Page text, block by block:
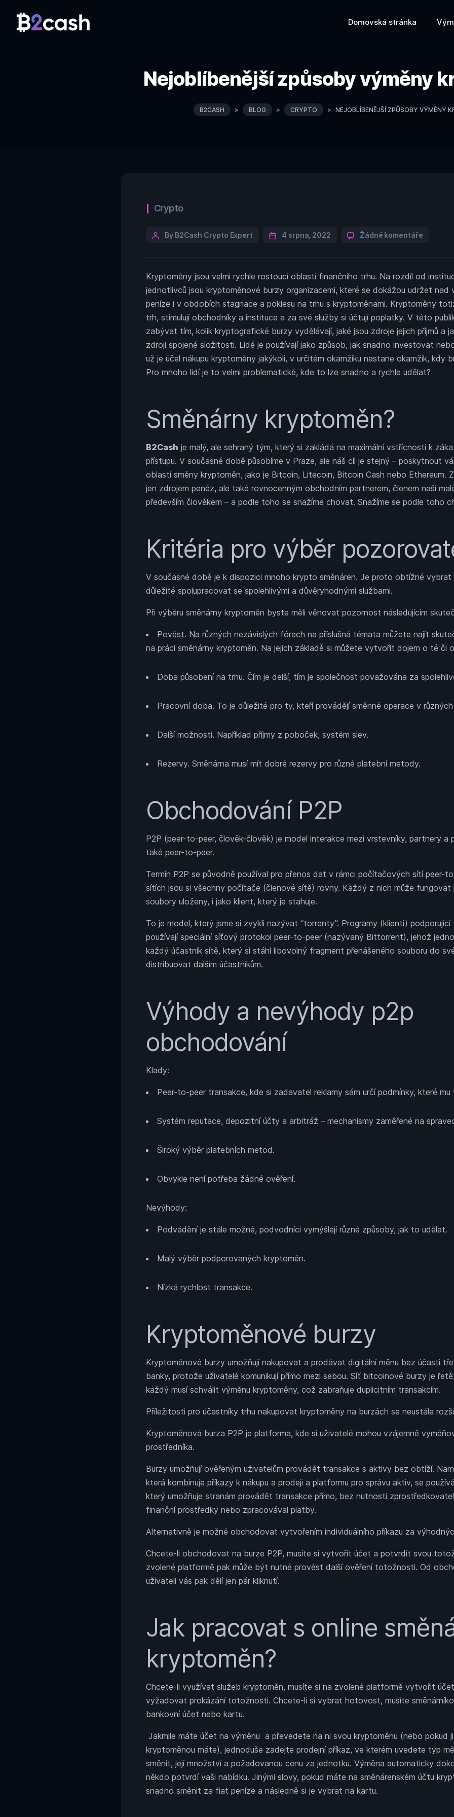
Domovská stránka
Nejoblíbenější způsoby výměny
B2CASH > BLOG > CRYPTO > NEJOBLÍBENĚJŠÍ ZPŮSOBY VÝMĚNY
Categories
Crypto
PostBy B2Cash Crypto Expert 4 srpna, 2022 Žádné komentářeu
způsoby
Kryptoměny jsou velmi rychle rostoucí oblastí finančního trhu. Na rozdíl od
jednotlivců jsou kryptoměnové burzy organizacemi, které se dokážou udržet nad
peníze i v obdobích stagnace a poklesu na trhu s kryptoměnami. Kryptoměny
trh, stimulují obchodníky a instituce a za své služby si účtují poplatky. V této
zabývat tím, kolik kryptografické burzy vydělávají, jaké jsou zdroje jejich příjmů a
zdroji spojené složitosti. Lidé je používají jako způsob, jak snadno investovat
už je účel nákupu kryptoměny jakýkoli, v určitém okamžiku nastane okamžik, kdy
Pro mnoho lidí je to velmi problematické, kde to lze snadno a rychle udělat?
Směnárny kryptoměn?
B2Cash je malý, ale sehraný tým, který si zakládá na maximální vstřícnosti k
přístupu. V současné době působíme v Praze, ale náš cíl je stejný – poskytnout
oblasti směny kryptoměn, jako je Bitcoin, Litecoin, Bitcoin Cash nebo Ethereum.
jen zdrojem peněz, ale také rovnocenným obchodním partnerem, členem naší
především člověkem – a podle toho se snažíme chovat. Snažíme se podle toho
Kritéria pro výběr
V současné době je k dispozici mnoho krypto směnáren. Je proto obtížné vybrat
důležité spolupracovat se spolehlivými a důvěryhodnými službami.
Při výběru směnárny kryptoměn byste měli věnovat pozornost následujícím
Pověst. Na různých nezávislých fórech na příslušná témata můžete najít
na práci směnárny kryptoměn. Na jejich základě si můžete vytvořit dojem o té či
Doba působení na trhu. Čím je delší, tím je společnost považována za
Pracovní doba. To je důležité pro ty, kteří provádějí směnné operace v
Další možnosti. Například příjmy z poboček, systém slev.
Rezervy. Směnárna musí mít dobré rezervy pro různé platební metody.
Obchodování P2P
P2P (peer-to-peer, člověk-člověk) je model interakce mezi vrstevníky, partnery a
také peer-to-peer.
Termín P2P se původně používal pro přenos dat v rámci počítačových sítí peer-
sítích jsou si všechny počítače (členové sítě) rovny. Každý z nich může fungovat
soubory uloženy, i jako klient, který je stahuje.
To je model, který jsme si zvykli nazývat “torrenty”. Programy (klienti)
používají speciální síťový protokol peer-to-peer (nazývaný Bittorrent), jehož
každý účastník sítě, který si stáhl libovolný fragment přenášeného souboru do
distribuovat dalším účastníkům.
Výhody a nevýhody p2p
obchodování
Klady:
Peer-to-peer transakce, kde si zadavatel reklamy sám určí podmínky, které mu
Systém reputace, depozitní účty a arbitráž – mechanismy zaměřené na
Široký výběr platebních metod.
Obvykle není potřeba žádné ověření.
Nevýhody:
Podvádění je stále možné, podvodníci vymýšlejí různé způsoby, jak to udělat.
Malý výběr podporovaných kryptoměn.
Nízká rychlost transakce.
Kryptoměnové burzy
Kryptoměnové burzy umožňují nakupovat a prodávat digitální měnu bez účasti
banky, protože uživatelé komunikují přímo mezi sebou. Síť bitcoinové burzy je
každý musí schválit výměnu kryptoměny, což zabraňuje duplicitním transakcím.
Příležitosti pro účastníky trhu nakupovat kryptoměny na burzách se neustále
Kryptoměnová burza P2P je platforma, kde si uživatelé mohou vzájemně
prostředníka.
Burzy umožňují ověřeným uživatelům provádět transakce s aktivy bez obtíží.
která kombinuje příkazy k nákupu a prodeji a platformu pro správu aktiv, se
který umožňuje stranám provádět transakce přímo, bez nutnosti
finanční prostředky nebo zpracovával platby.
Alternativně je možné obchodovat vytvořením individuálního příkazu za
Chcete-li obchodovat na burze P2P, musíte si vytvořit účet a potvrdit svou
zvolené platformě pak může být nutné provést další ověření totožnosti. Od
uživateli vás pak dělí jen pár kliknutí.
Jak pracovat s online
kryptoměn?
Chcete-li využívat služeb kryptoměn, musíte si na zvolené platformě vytvořit
vyžadovat prokázání totožnosti. Chcete-li si vybrat hotovost, musíte
bankovní účet nebo kartu.
Jakmile máte účet na výměnu a převedete na ni svou kryptoměnu (nebo pokud
kryptoměnou máte), jednoduše zadejte prodejní příkaz, ve kterém uvedete typ
směnit, její množství a požadovanou cenu za jednotku. Výměna automaticky
někdo potvrdí vaši nabídku. Jinými slovy, pokud máte na směnárenském účtu
snadno směnit za fiat peníze a následně si je vybrat na kartu.